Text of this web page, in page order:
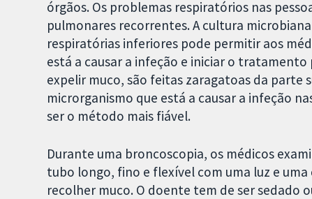
órgãos. Os problemas respiratórios nas
pulmonares recorrentes. A cultura
respiratórias inferiores pode permitir aos
está a causar a infeção e iniciar o tratamento
expelir muco, são feitas zaragatoas da
microrganismo que está a causar a infeção
ser o método mais fiável.
Durante uma broncoscopia, os médicos
tubo longo, fino e flexível com uma luz e
recolher muco. O doente tem de ser sedado